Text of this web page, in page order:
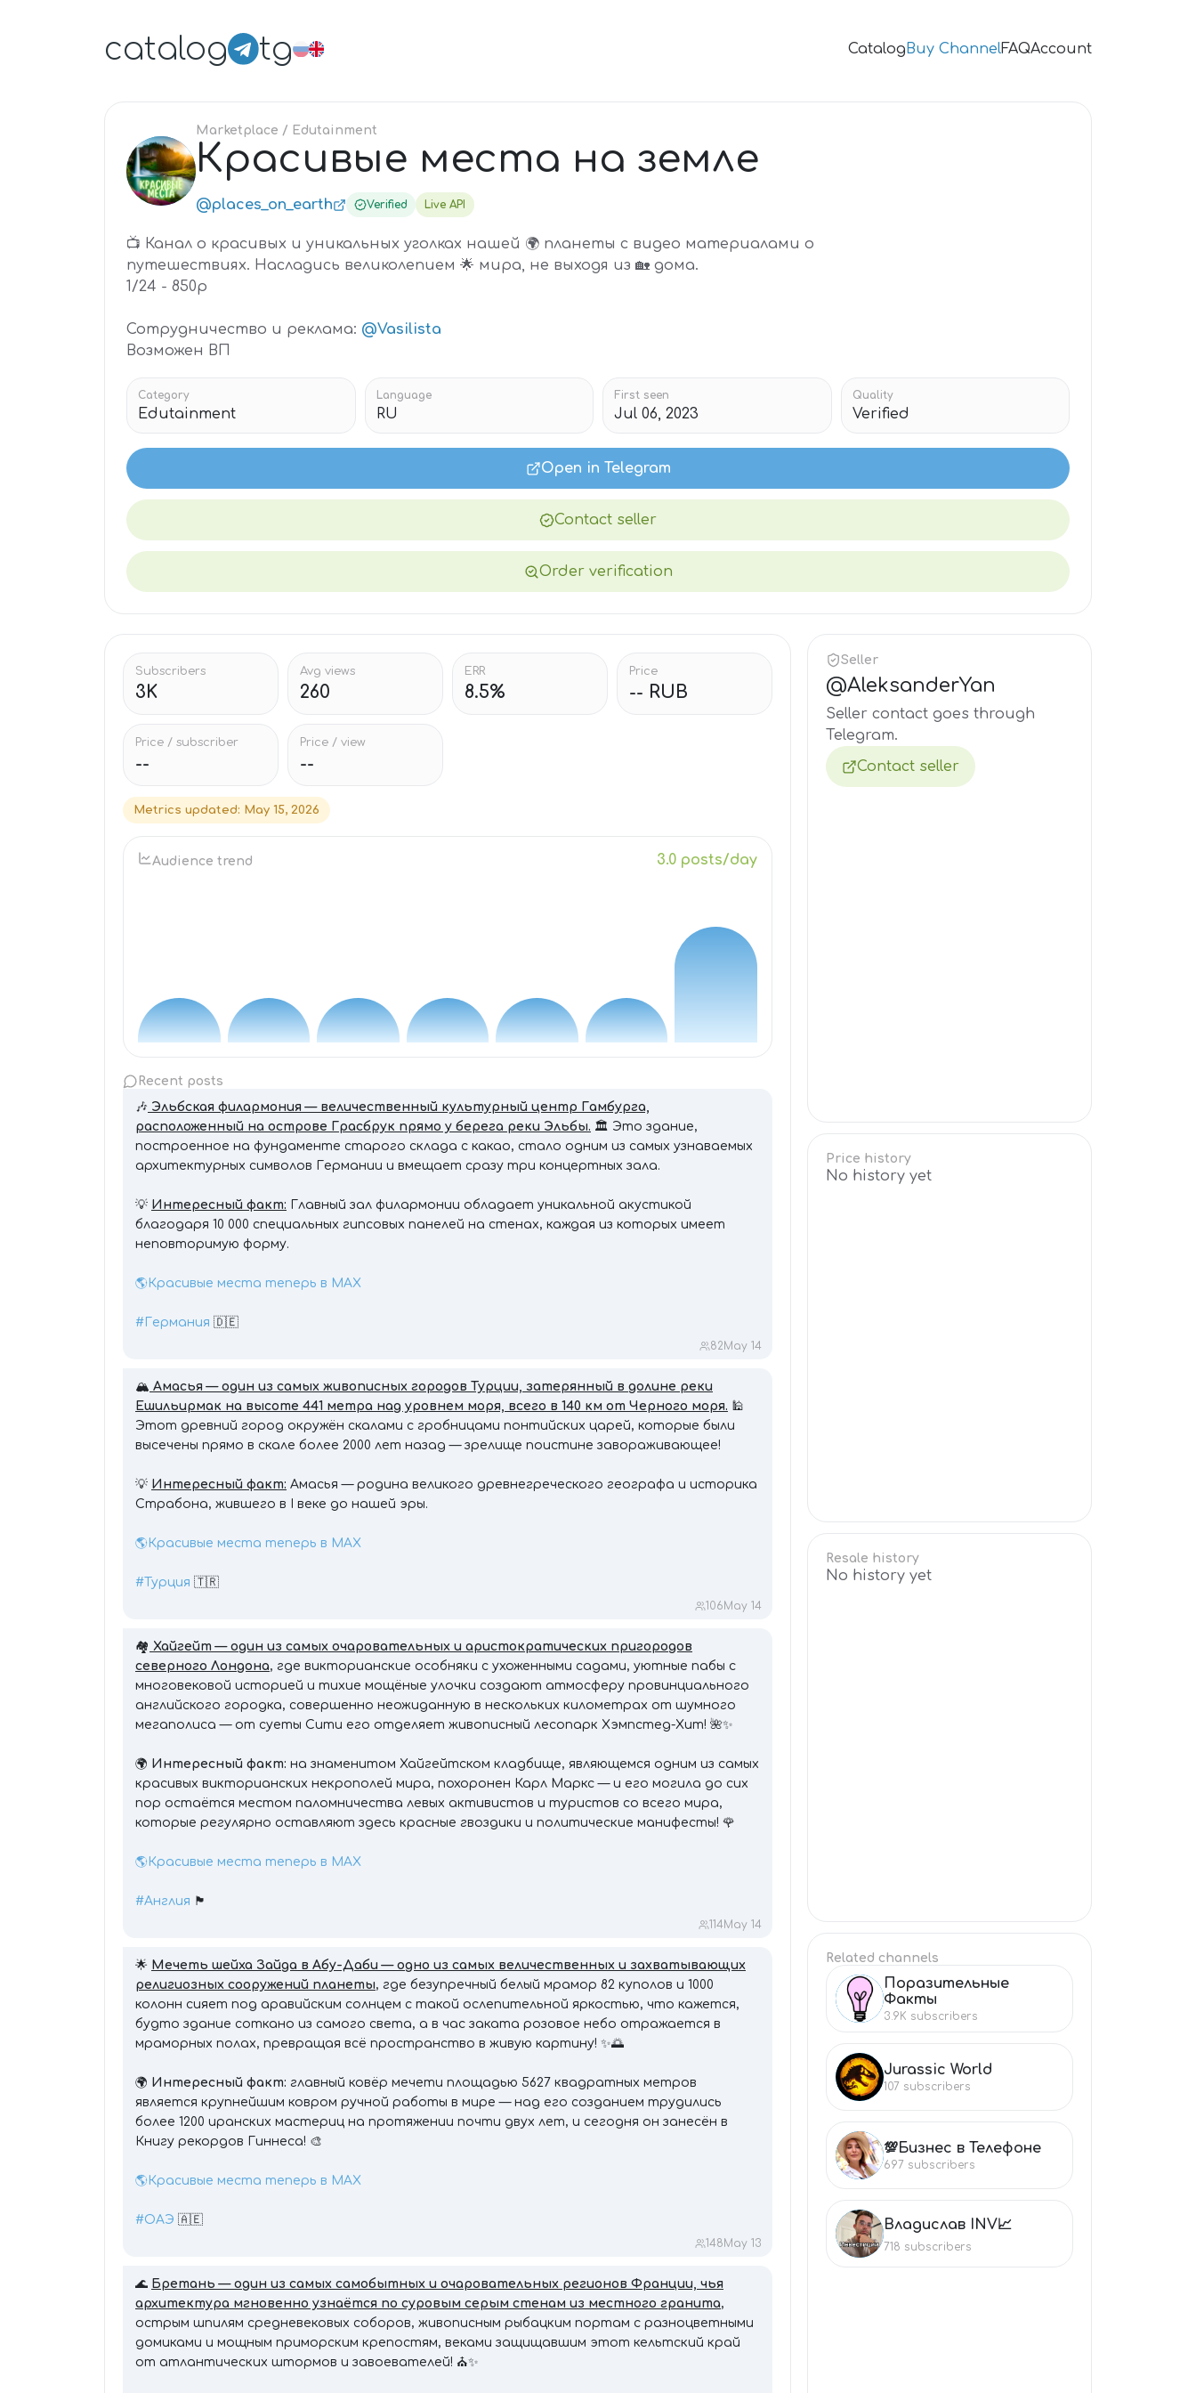
catalog tg Catalog Buy ChannelFAQAccount
КР
Marketplace / Edutainment
Красивые места на земле
@places_on_earth Verified Live API
📺 Канал о красивых и уникальных уголках нашей 🌍 планеты с видео материалами о
путешествиях. Насладись великолепием 🌟 мира, не выходя из 🏡 дома.
1/24 - 850р
Сотрудничество и реклама: @Vasilista
Возможен ВП
Category
Edutainment
Language
RU
First seen
Jul 06, 2023
Quality
Verified
Open in Telegram
Contact seller
Order verification
Subscribers
3K
Avg views
260
ERR
8.5%
Price
-- RUB
Price / subscriber
--
Price / view
--
Metrics updated: May 15, 2026
Audience trend 3.0 posts/day
Recent posts
🎶 Эльбская филармония — величественный культурный центр Гамбурга,
расположенный на острове Грасбрук прямо у берега реки Эльбы. 🏛 Это здание,
построенное на фундаменте старого склада с какао, стало одним из самых узнаваемых
архитектурных символов Германии и вмещает сразу три концертных зала.
💡 Интересный факт: Главный зал филармонии обладает уникальной акустикой
благодаря 10 000 специальных гипсовых панелей на стенах, каждая из которых имеет
неповторимую форму.
🌎Красивые места теперь в MAX
#Германия 🇩🇪
82 May 14
🏔 Амасья — один из самых живописных городов Турции, затерянный в долине реки
Ешильирмак на высоте 441 метра над уровнем моря, всего в 140 км от Черного моря. 🕌
Этот древний город окружён скалами с гробницами понтийских царей, которые были
высечены прямо в скале более 2000 лет назад — зрелище поистине завораживающее!
💡 Интересный факт: Амасья — родина великого древнегреческого географа и историка
Страбона, жившего в I веке до нашей эры.
🌎Красивые места теперь в MAX
#Турция 🇹🇷
106 May 14
🏘 Хайгейт — один из самых очаровательных и аристократических пригородов
северного Лондона, где викторианские особняки с ухоженными садами, уютные пабы с
многовековой историей и тихие мощёные улочки создают атмосферу провинциального
английского городка, совершенно неожиданную в нескольких километрах от шумного
мегаполиса — от суеты Сити его отделяет живописный лесопарк Хэмпстед-Хит! 🌺✨
🌍 Интересный факт: на знаменитом Хайгейтском кладбище, являющемся одним из самых
красивых викторианских некрополей мира, похоронен Карл Маркс — и его могила до сих
пор остаётся местом паломничества левых активистов и туристов со всего мира,
которые регулярно оставляют здесь красные гвоздики и политические манифесты! 🌹
🌎Красивые места теперь в MAX
#Англия 🏴󠁧󠁢󠁥󠁮󠁧󠁿
114 May 14
🌟 Мечеть шейха Зайда в Абу-Даби — одно из самых величественных и захватывающих
религиозных сооружений планеты, где безупречный белый мрамор 82 куполов и 1000
колонн сияет под аравийским солнцем с такой ослепительной яркостью, что кажется,
будто здание соткано из самого света, а в час заката розовое небо отражается в
мраморных полах, превращая всё пространство в живую картину! ✨🌅
🌍 Интересный факт: главный ковёр мечети площадью 5627 квадратных метров
является крупнейшим ковром ручной работы в мире — над его созданием трудились
более 1200 иранских мастериц на протяжении почти двух лет, и сегодня он занесён в
Книгу рекордов Гиннеса! 🎨
🌎Красивые места теперь в MAX
#ОАЭ 🇦🇪
148 May 13
🌊 Бретань — один из самых самобытных и очаровательных регионов Франции, чья
архитектура мгновенно узнаётся по суровым серым стенам из местного гранита,
острым шпилям средневековых соборов, живописным рыбацким портам с разноцветными
домиками и мощным приморским крепостям, веками защищавшим этот кельтский край
от атлантических штормов и завоевателей! ⛪️✨
Seller
@AleksanderYan
Seller contact goes through
Telegram.
Contact seller
Price history
No history yet
Resale history
No history yet
Related channels
ПО
Поразительные
Факты
3.9K subscribers
JU Jurassic World
107 subscribers
💯 💯Бизнес в Телефоне
697 subscribers
ВЛ Владислав INV📈
718 subscribers